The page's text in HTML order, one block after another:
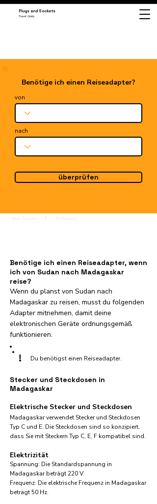
Plugs and Sockets
Travel Guide
Benötige ich einen Reiseadapter?
von
nach
überprüfen
Benötige ich einen Reiseadapter, wenn
ich von Sudan nach Madagaskar
reise?
Wenn du planst von Sudan nach
Madagaskar zu reisen, musst du folgenden
Adapter mitnehmen, damit deine
elektronischen Geräte ordnungsgemäß
funktionieren.
! Du benötigst einen Reiseadapter.
Stecker und Steckdosen in
Madagaskar
Elektrische Stecker und Steckdosen
Madagaskar verwendet Stecker und Steckdosen
Typ C und E. Die Steckdosen sind so konzipiert,
dass Sie mit Steckern Typ C, E, F kompatibel sind.
Elektrizität
Spannung: Die Standardspannung in
Madagaskar beträgt 220 V.
Frequenz: Die elektrische Frequenz in Madagaskar
beträgt 50 Hz.